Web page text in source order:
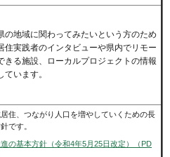
の地域に関わってみたいという方のため
住実践者のインタビューや県内でリモー
きる施設、ローカルプロジェクトの情報
います。
住、つながり人口を増やしていくための長
です。
の基本方針（令和4年5月25日改定）（PD